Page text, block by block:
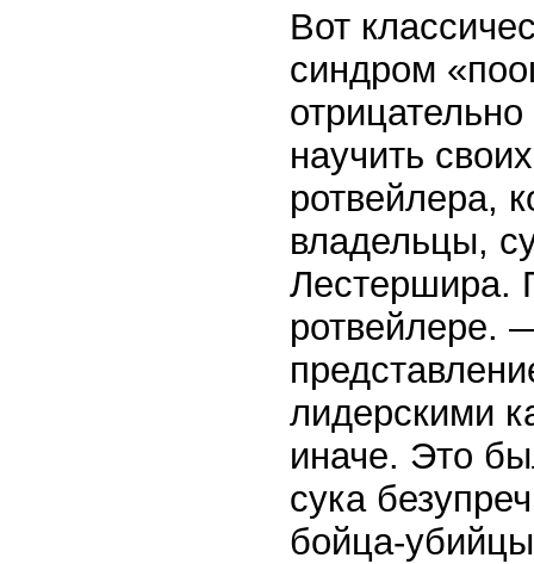
Вот
синдром
научить
ротвейлера,
владельцы,
Лестершира.
ротвейлере.
лидерскими
иначе. Это
сука
бойца-